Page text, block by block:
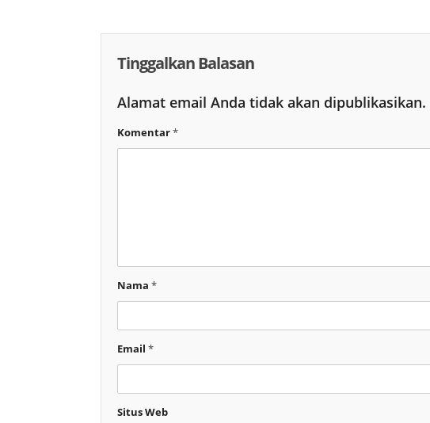
Tinggalkan Balasan
Alamat email Anda tidak akan dipublikasikan.
Komentar*
Nama *
Email *
Situs Web